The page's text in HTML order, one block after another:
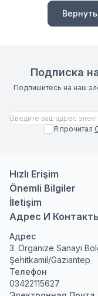
Подписка
Подпишитесь на наш
Я прочитал
Hızlı Erişim
Önemli Bilgiler
İletişim
Адрес И
Адрес
3. Organize Sanayi
Şehitkamil/Gaziantep
Телефон
03422115627